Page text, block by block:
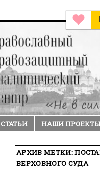
СТАТЬИ НАШИ
АРХИВ МЕТКИ:
ВЕРХОВНОГО СУДА